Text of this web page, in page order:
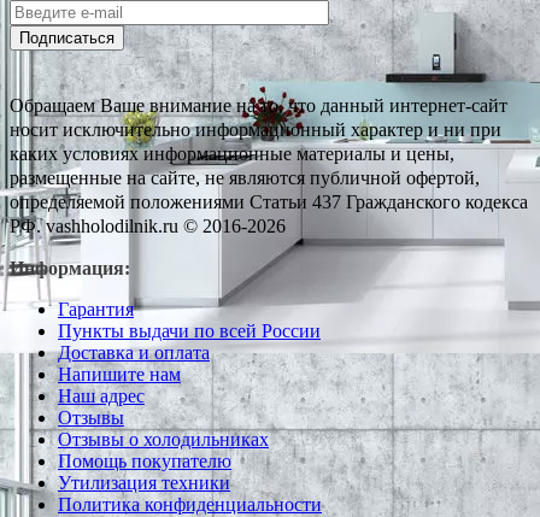
Подписаться
Обращаем Ваше внимание на то, что данный интернет-сайт
носит исключительно информационный характер и ни при
каких условиях информационные материалы и цены,
размещенные на сайте, не являются публичной офертой,
определяемой положениями Статьи 437 Гражданского кодекса
РФ. vashholodilnik.ru © 2016-2026
Информация:
Гарантия
Пункты выдачи по всей России
Доставка и оплата
Напишите нам
Наш адрес
Отзывы
Отзывы о холодильниках
Помощь покупателю
Утилизация техники
Политика конфиденциальности